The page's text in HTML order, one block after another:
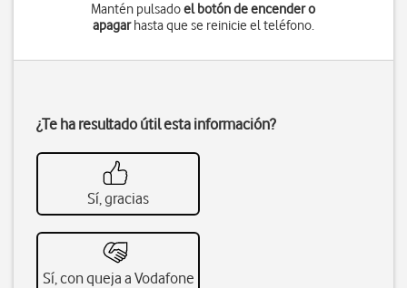
Mantén pulsadoel botón de encender o
apagarhasta que se reinicie el teléfono.
¿Te ha resultado útil esta información?
Sí, gracias
Sí, con queja a Vodafone